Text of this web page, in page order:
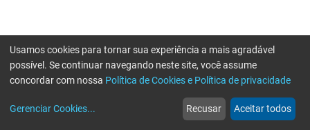
web
Notícias
more_horiz
Mais
Usamos cookies para tornar sua experiência a mais agradável
possível. Se continuar navegando neste site, você assume
concordar com nossa Política de Cookies e Política de privacidade
Gerenciar Cookies... Recusar Aceitar todos
Erro ao enviar informações, por favor tente novamente